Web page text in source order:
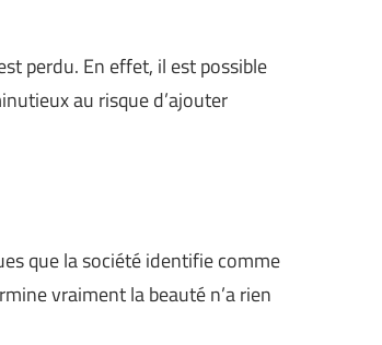
perdu. En effet, il est possible
au risque d’ajouter
que la société identifie comme
vraiment la beauté n’a rien